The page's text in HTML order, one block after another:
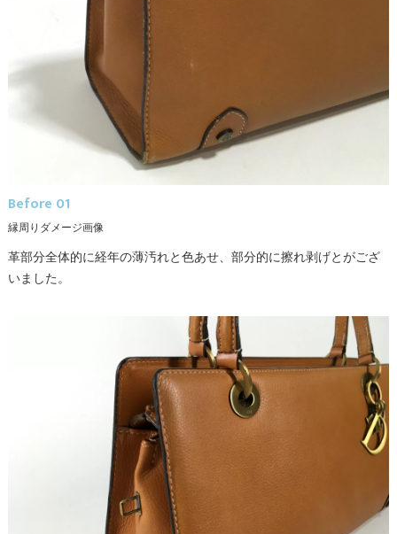
Before 01
縁周りダメージ画像
革部分全体的に経年の薄汚れと色あせ、部分的に擦れ剥げとがござ
いました。